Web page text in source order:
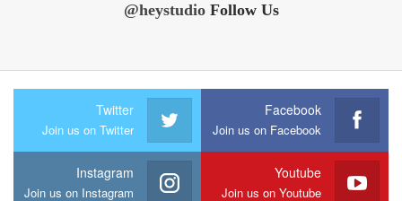
Follow Us
@heystudio
Facebook
Join us on Facebook
Twitter
Join us on Twitter
Youtube
Join us on Youtube
Instagram
Join us on Instagram